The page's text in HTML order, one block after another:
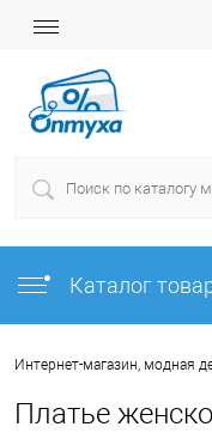
Каталог
Интернет-магазин, модная
Платье